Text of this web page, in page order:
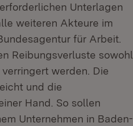
Unterlagen
weiteren Akteure im
für Arbeit.
Reibungsverluste sowohl
werden. Die
und die
Hand. So sollen
Unternehmen in Baden-